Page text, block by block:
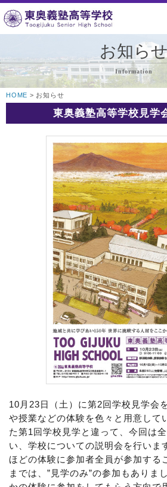
お知ら
Information
HOME > お知らせ
東奥義塾高等学校見学
10月23日（土）に第2回学校見学会
や授業などの体験を色々と用意して
た第1回学校見学と違って、今回は
い、学校についての説明会を行いま
ほどの体験に参加者全員が参加する
までは、”見学のみ”の参加もありま